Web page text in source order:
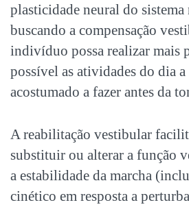
plasticidade neural do
buscando a compensação
indivíduo possa realizar mais
possível as atividades do dia a
acostumado a fazer antes da
A reabilitação vestibular
substituir ou alterar a função
a estabilidade da marcha
cinético em resposta a